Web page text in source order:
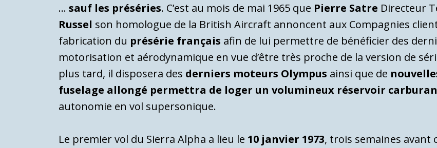
…sauf les préséries. C’est au mois de mai 1965 que Pierre Satre Directeur
Russel son homologue de la British Aircraft annoncent aux Compagnies
fabrication du présérie français afin de lui permettre de bénéficier des
motorisation et aérodynamique en vue d’être très proche de la version de
plus tard, il disposera des derniers moteurs Olympus ainsi que de
fuselage allongé permettra de loger un volumineux réservoir
autonomie en vol supersonique.
Le premier vol du Sierra Alpha a lieu le 10 janvier 1973, trois semaines avant